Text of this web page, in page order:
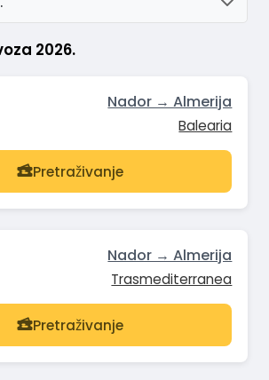
2026.
Nador → Almerija
Balearia
Pretraživanje
Nador → Almerija
Trasmediterranea
Pretraživanje